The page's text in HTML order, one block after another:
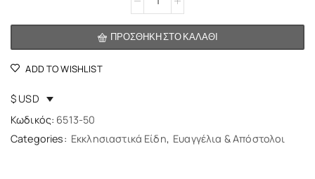
ΠΡΟΣΘΉΚΗ ΣΤΟ ΚΑΛΆΘΙ
ADD TO WISHLIST
$ USD
Κωδικός: 6513-50
Categories: Εκκλησιαστικά Είδη, Ευαγγέλια & Απόστολοι